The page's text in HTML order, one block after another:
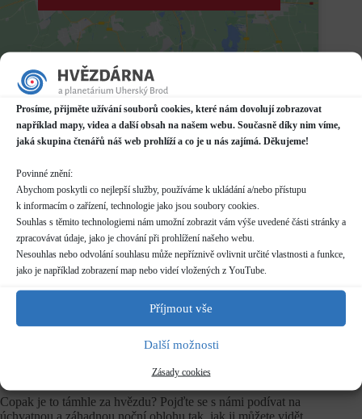
Prosíme, přijměte užívání souborů cookies, které nám dovolují zobrazovat
například mapy, videa a další obsah na našem webu. Současně díky nim víme,
jaká skupina čtenářů náš web prohlíží a co je u nás zajímá. Děkujeme!
Povinné znění:
Abychom poskytli co nejlepší služby, používáme k ukládání a/nebo přístupu
k informacím o zařízení, technologie jako jsou soubory cookies.
Souhlas s těmito technologiemi nám umožní zobrazit vám výše uvedené části stránky a
zpracovávat údaje, jako je chování při prohlížení našeho webu.
Nesouhlas nebo odvolání souhlasu může nepříznivě ovlivnit určité vlastnosti a funkce,
jako je například zobrazení map nebo videí vložených z YouTube.
Příjmout vše
Další možnosti
Zásady cookies
Datum / čas
06.09.2023
20:00 - 22:00
Hvězdárna
Prakšická 2222, Uherský Brod
Další informace o dostupnosti a parkování
Kategorie
Pravidelné akce
Rezervace
Copak je to támhle za hvězdu? Pojďte se s námi podívat na
úchvatnou a záhadnou noční oblohu tak, jak ji můžete vidět